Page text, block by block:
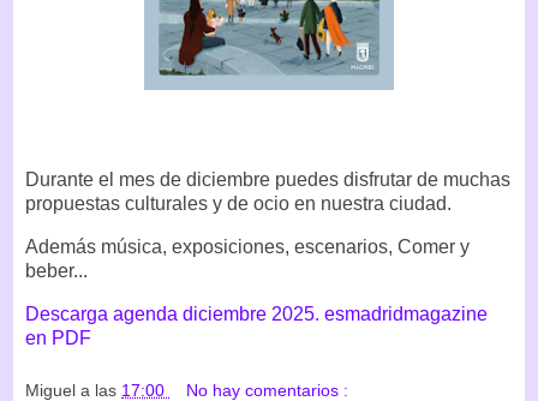
Durante el mes de diciembre puedes disfrutar de muchas
propuestas culturales y de ocio en nuestra ciudad.
Además música, exposiciones, escenarios, Comer y
beber...
Descarga agenda diciembre 2025. esmadridmagazine
en PDF
Miguel a las 17:00 No hay comentarios :